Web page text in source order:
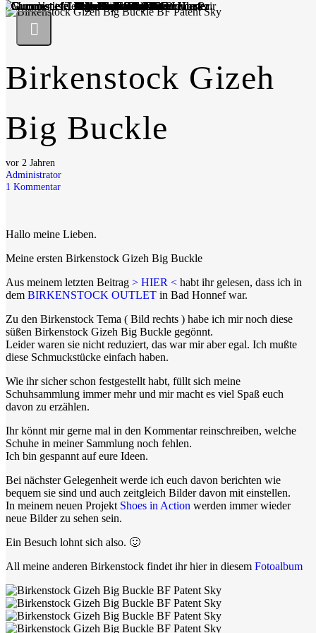
Birkenstock Gizeh
Big Buckle
vor 2 Jahren
Administrator
1 Kommentar
Hallo meine Lieben.
Meine ersten Birkenstock Gizeh Big Buckle
Aus meinem letzten Beitrag > HIER < habt ihr gelesen, dass ich in
dem BIRKENSTOCK OUTLET in Bad Honnef war.
Zu den Birkenstock Tema ( Bild rechts ) habe ich mir noch diese
süßen Birkenstock Gizeh Big Buckle gegönnt.
Leider waren sie nicht reduziert, das war mir aber egal. Ich mußte
diese Schmuckstücke einfach haben.
Wie ihr sicher schon festgestellt habt, füllt sich meine
Schuhsammlung immer mehr und mir macht es viel Spaß euch
davon zu erzählen.
Ihr könnt mir gerne mal in den Kommentar reinschreiben, welche
Schuhe in meiner Sammlung noch fehlen.
Ich bin gespannt auf eure Ideen.
Bei nächster Gelegenheit werde ich euch davon berichten wie
bequem sie sind und auch zeitgleich Bilder davon mit einstellen.
In meinem neuen Projekt Shoes in Action werden immer wieder
neue Bilder zu sehen sein.
Ein Besuch lohnt sich also. 🙂
All meine anderen Birkenstock findet ihr hier in diesem Fotoalbum